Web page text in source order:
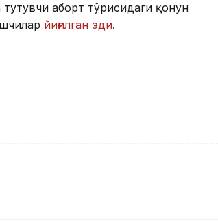
аборт тўғрисидаги қонун
йиғилган эди.